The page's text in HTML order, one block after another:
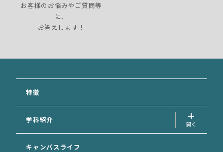
お客様のお悩みやご質問等
に、
お答えします！
特徴
学科紹介
犬の美容学科
キャンパスライフ